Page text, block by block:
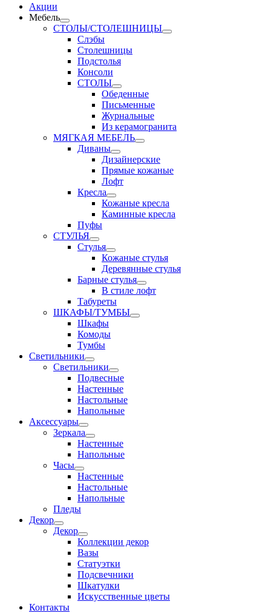
Акции
Мебель
СТОЛЫ/СТОЛЕШНИЦЫ
Слэбы
Столешницы
Подстолья
Консоли
СТОЛЫ
Обеденные
Письменные
Журнальные
Из керамогранита
МЯГКАЯ МЕБЕЛЬ
Диваны
Дизайнерские
Прямые кожаные
Лофт
Кресла
Кожаные кресла
Каминные кресла
Пуфы
СТУЛЬЯ
Стулья
Кожаные стулья
Деревянные стулья
Барные стулья
В стиле лофт
Табуреты
ШКАФЫ/ТУМБЫ
Шкафы
Комоды
Тумбы
Светильники
Светильники
Подвесные
Настенные
Настольные
Напольные
Аксессуары
Зеркала
Настенные
Напольные
Часы
Настенные
Настольные
Напольные
Пледы
Декор
Декор
Коллекции декор
Вазы
Статуэтки
Подсвечники
Шкатулки
Искусственные цветы
Контакты